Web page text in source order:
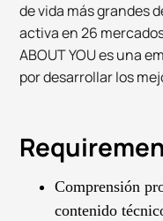
de vida más grandes
activa en 26
ABOUT YOU es una
por desarrollar los
Comprensión
contenido